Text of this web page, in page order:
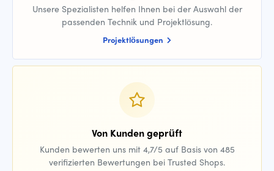
Unsere Spezialisten helfen Ihnen bei der Auswahl der
passenden Technik und Projektlösung.
Projektlösungen
Von Kunden geprüft
Kunden bewerten uns mit 4,7/5 auf Basis von 485
verifizierten Bewertungen bei Trusted Shops.